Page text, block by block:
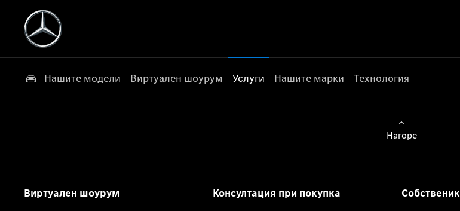
Нашите модели Виртуален шоурум Услуги Нашите марки Технология
Нагоре
Виртуален шоурум Консултация при покупка Собственик